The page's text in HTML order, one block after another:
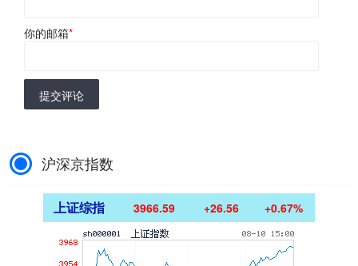
你的邮箱*
提交评论
沪深京指数
上证综指 3966.59 +26.56 +0.67%